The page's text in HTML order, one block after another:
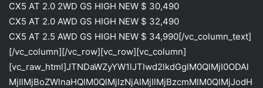
CX5 AT 2.0 2WD GS HIGH NEW $ 30,490
CX5 AT 2.0 AWD GS HIGH NEW $ 32,490
CX5 AT 2.5 AWD GS HIGH NEW $ 34,990[/vc_column_text]
[/vc_column][/vc_row][vc_row][vc_column]
[vc_raw_html]JTNDaWZyYW1lJTIwd2lkdGglM0QlMjI0ODAl
MjIlMjBoZWlnaHQlM0QlMjIzNjAlMjIlMjBzcmMlM0QlMjJodH